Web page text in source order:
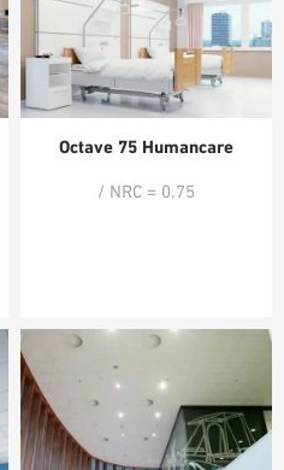
Octave 75 Humancare
/ NRC = 0.75